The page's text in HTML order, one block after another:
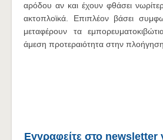
αρόδου αν και έχουν φθάσει
ακτοπλοϊκά. Επιπλέον βάσει
μεταφέρουν τα
άμεση προτεραιότητα στην πλοήγηση.
Εγγραφείτε στο newsletter